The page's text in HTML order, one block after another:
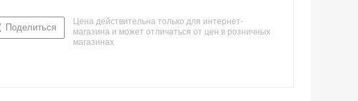
Поделиться
Цена действительна только для интернет-
магазина и может отличаться от цен в розничных
магазинах